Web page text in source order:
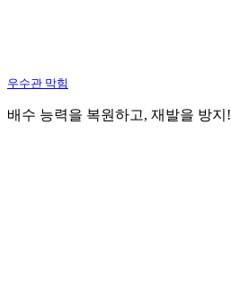
우수관 막힘
배수 능력을 복원하고, 재발을 방지!